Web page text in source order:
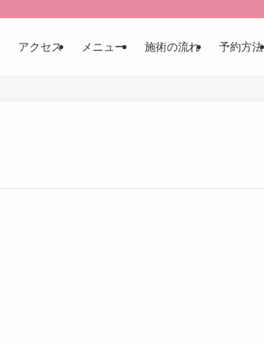
アクセス メニュー 施術の流れ 予約方法